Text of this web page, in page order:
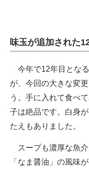
エレクトロニクス専門
電子設計の基本と応用
建設×テクノロジーの最
味玉が追加された
今年で12年目とな
が、今回の大きな変
う。手に入れて食べ
子は絶品です。白身
たえもありました。
スープも濃厚な魚介
「なま醤油」の風味